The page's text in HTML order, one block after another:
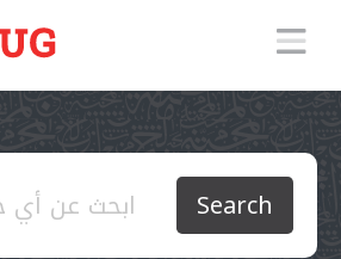
Search